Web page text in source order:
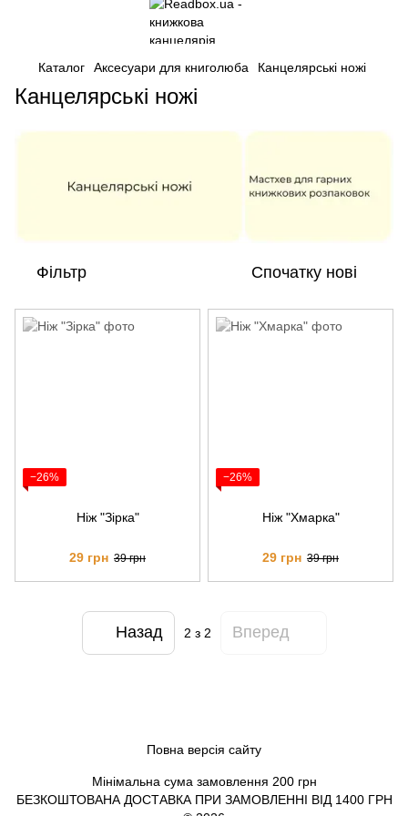
Каталог Аксесуари для книголюба Канцелярські ножі
Канцелярські ножі
Фільтр Спочатку нові
−26%
Ніж "Зірка"
29 грн 39 грн
−26%
Ніж "Хмарка"
29 грн 39 грн
Назад 2 з 2 Вперед
Повна версія сайту
Мінімальна сума замовлення 200 грн
БЕЗКОШТОВАНА ДОСТАВКА ПРИ ЗАМОВЛЕННІ ВІД 1400 ГРН